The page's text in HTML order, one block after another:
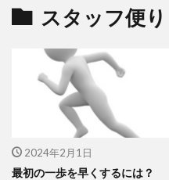
スタッフ便り
2024年2月1日
最初の一歩を早くするには？